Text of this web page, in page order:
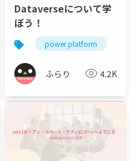
Dataverseについて学
ぼう！
power platform
ふらり 4.2K